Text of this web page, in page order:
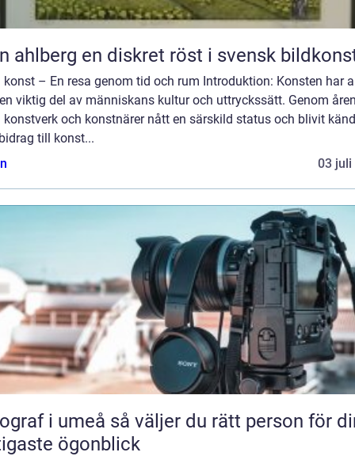
Sten ahlberg en diskret röst i svensk
konst – En resa genom tid och rum Introduktion: Konsten har
viktig del av människans kultur och uttryckssätt. Genom
konstverk och konstnärer nått en särskild status och blivit
till konst...
03 juli
så väljer du rätt person för dina
ögonblick